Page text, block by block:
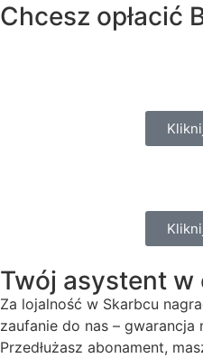
Chcesz opłacić
Twój asystent w
Za lojalność w Skarbcu
zaufanie do nas – gwarancja
Przedłużasz abonament,